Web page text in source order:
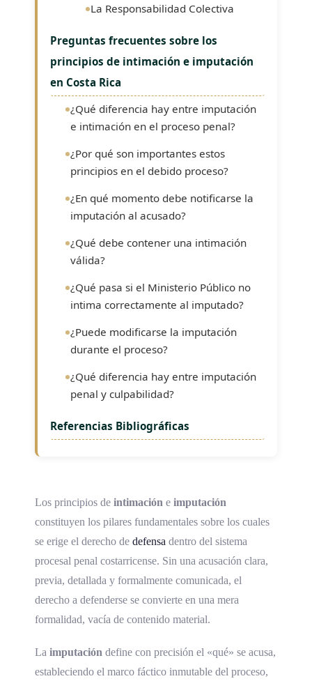
La Responsabilidad Colectiva
Preguntas frecuentes sobre los
principios de intimación e imputación
en Costa Rica
¿Qué diferencia hay entre imputación
e intimación en el proceso penal?
¿Por qué son importantes estos
principios en el debido proceso?
¿En qué momento debe notificarse la
imputación al acusado?
¿Qué debe contener una intimación
válida?
¿Qué pasa si el Ministerio Público no
intima correctamente al imputado?
¿Puede modificarse la imputación
durante el proceso?
¿Qué diferencia hay entre imputación
penal y culpabilidad?
Referencias Bibliográficas
Los principios de intimación e imputación
constituyen los pilares fundamentales sobre los cuales
se erige el derecho de defensa dentro del sistema
procesal penal costarricense. Sin una acusación clara,
previa, detallada y formalmente comunicada, el
derecho a defenderse se convierte en una mera
formalidad, vacía de contenido material.
La imputación define con precisión el «qué» se acusa,
estableciendo el marco fáctico inmutable del proceso,